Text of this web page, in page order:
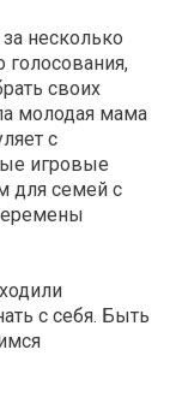
несколько
голосования,
своих
молодая мама
с
игровые
для семей с
с себя. Быть